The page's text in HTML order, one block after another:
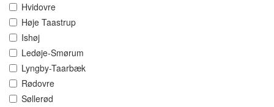
Hvidovre
Høje Taastrup
Ishøj
Ledøje-Smørum
Lyngby-Taarbæk
Rødovre
Søllerød